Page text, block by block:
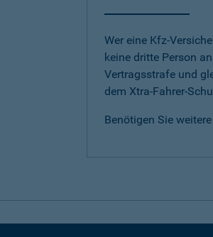
Wer eine Kfz-
keine dritte Person
Vertragsstrafe und
dem Xtra-Fahrer-
Benötigen Sie